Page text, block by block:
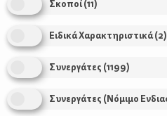
Σκοποί(11)
Ειδικά Χαρακτηριστικά(2)
Συνεργάτες (1199)
Συνεργάτες (Νόμιμο